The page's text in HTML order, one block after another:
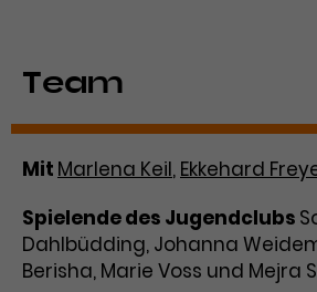
Team
Mit Marlena Keil, Ekkehard
Spielende des Jugendclubs
Dahlbüdding, Johanna
Berisha, Marie Voss und Mejra